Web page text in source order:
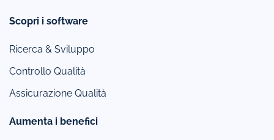
Scopri i software
Ricerca & Sviluppo
Controllo Qualità
Assicurazione Qualità
Aumenta i benefici